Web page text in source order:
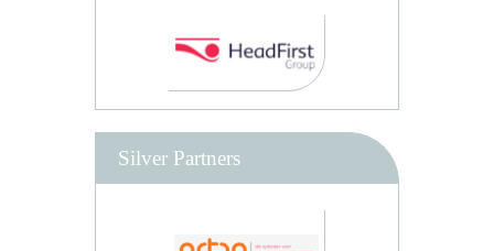
Silver Partners